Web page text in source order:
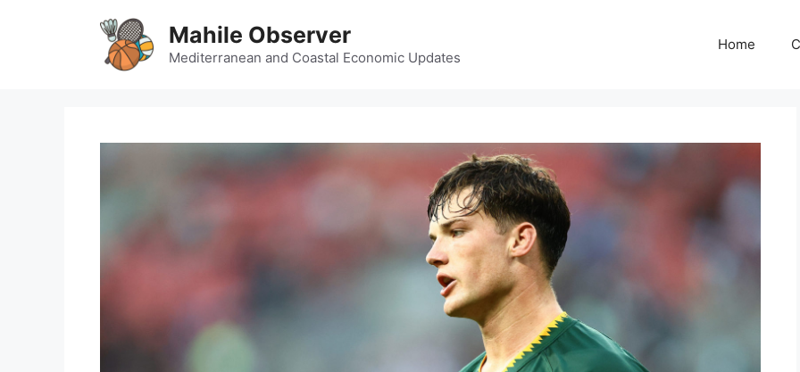
Mahile Observer
Mediterranean and Coastal Economic Updates
Home